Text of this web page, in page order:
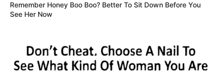
Remember Honey Boo Boo? Better To Sit Down Before You
See Her Now